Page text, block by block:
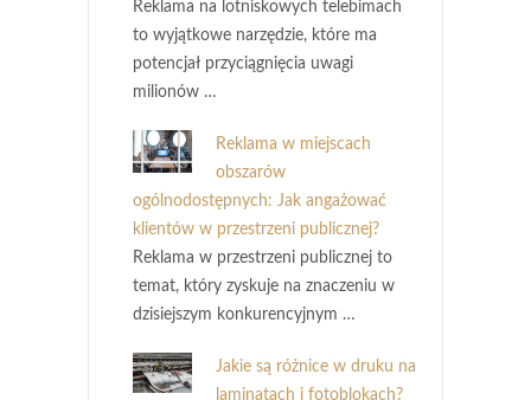
Reklama na lotniskowych telebimach
to wyjątkowe narzędzie, które ma
potencjał przyciągnięcia uwagi
milionów …
Reklama w miejscach
obszarów
ogólnodostępnych: Jak angażować
klientów w przestrzeni publicznej?
Reklama w przestrzeni publicznej to
temat, który zyskuje na znaczeniu w
dzisiejszym konkurencyjnym …
Jakie są różnice w druku na
laminatach i fotoblokach?